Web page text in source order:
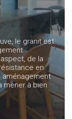
le granit est
de la
en
mener à bien